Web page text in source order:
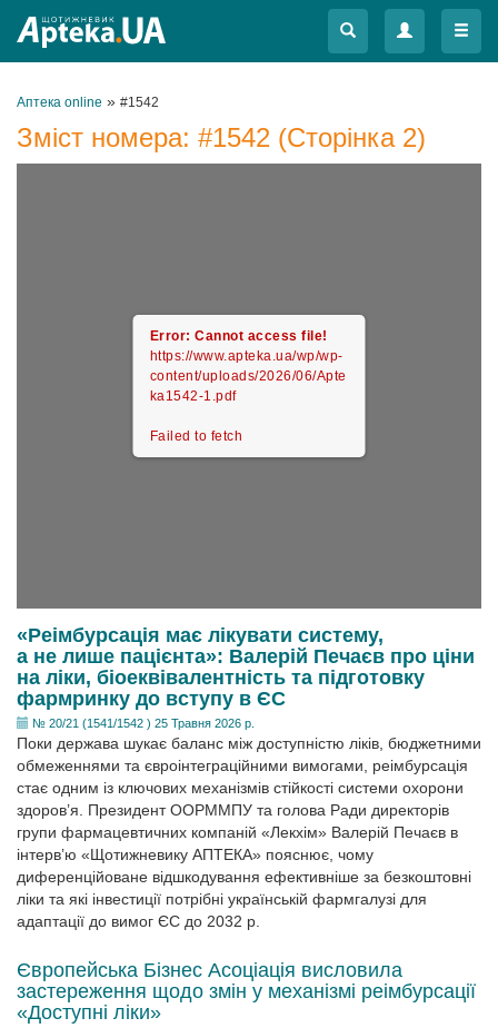
Меню
Меню
Аптека online » #1542
Зміст номера: #1542 (Сторінка 2)
Error: Cannot access file!
https://www.apteka.ua/wp/wp-
content/uploads/2026/06/Apte
ka1542-1.pdf
Failed to fetch
«Реімбурсація має лікувати систему,
а не лише пацієнта»: Валерій Печаєв про ціни
на ліки, біоеквівалентність та підготовку
фармринку до вступу в ЄС
№ 20/21 (1541/1542 ) 25 Травня 2026 р.
Поки держава шукає баланс між доступністю ліків, бюджетними
обмеженнями та євроінтеграційними вимогами, реімбурсація
стає одним із ключових механізмів стійкості системи охорони
здоров’я. Президент ООРММПУ та голова Ради директорів
групи фармацевтичних компаній «Лекхім» Валерій Печаєв в
інтерв’ю «Щотижневику АПТЕКА» пояснює, чому
диференційоване відшкодування ефективніше за безкоштовні
ліки та які інвестиції потрібні українській фармгалузі для
адаптації до вимог ЄС до 2032 р.
Європейська Бізнес Асоціація висловила
застереження щодо змін у механізмі реімбурсації
«Доступні ліки»